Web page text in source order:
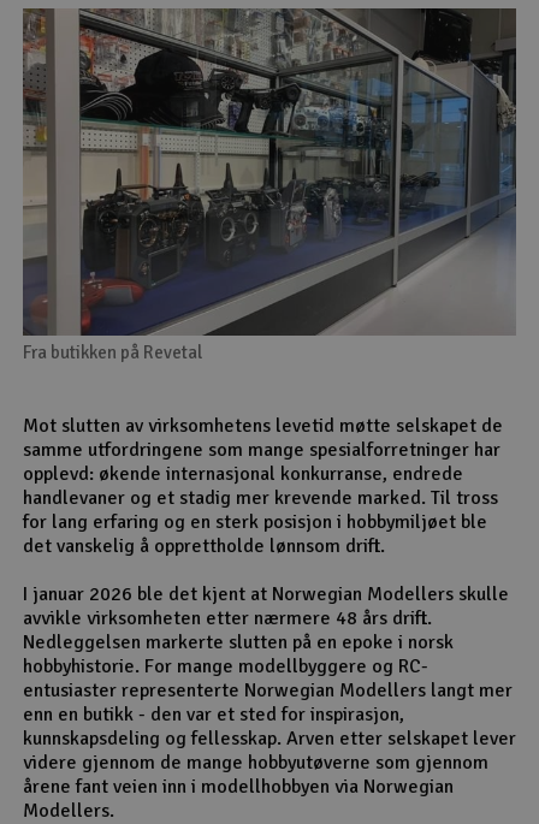
Fra butikken på Revetal
Mot slutten av virksomhetens levetid møtte selskapet de
samme utfordringene som mange spesialforretninger har
opplevd: økende internasjonal konkurranse, endrede
handlevaner og et stadig mer krevende marked. Til tross
for lang erfaring og en sterk posisjon i hobbymiljøet ble
det vanskelig å opprettholde lønnsom drift.
I januar 2026 ble det kjent at Norwegian Modellers skulle
avvikle virksomheten etter nærmere 48 års drift.
Nedleggelsen markerte slutten på en epoke i norsk
hobbyhistorie. For mange modellbyggere og RC-
entusiaster representerte Norwegian Modellers langt mer
enn en butikk - den var et sted for inspirasjon,
kunnskapsdeling og fellesskap. Arven etter selskapet lever
videre gjennom de mange hobbyutøverne som gjennom
årene fant veien inn i modellhobbyen via Norwegian
Modellers.